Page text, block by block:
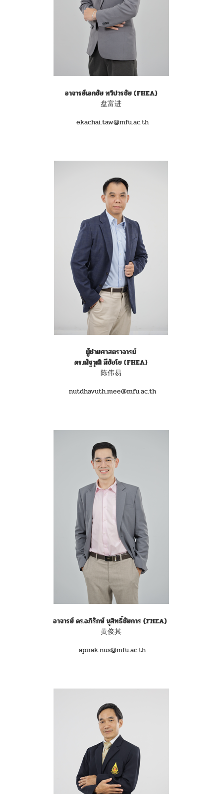
อาจารย์เอกชัย ทวีปวรชัย(FHEA)
盘富进
ekachai.taw@mfu.ac.th
ผู้ช่วยศาสตราจารย์
ดร.ณัฐวุฒิ มีชัยโย(FHEA)
陈伟易
nutdhavuth.mee@mfu.ac.th
อาจารย์ ดร.อภิรักษ์ นุสิทธิ์ชัยการ(FHEA)
黄俊其
apirak.nus@mfu.ac.th